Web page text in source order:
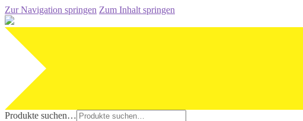
Zur Navigation springen Zum Inhalt springen
Produkte suchen…